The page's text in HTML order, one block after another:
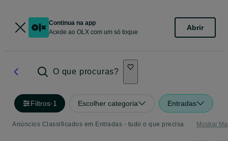
Continua na app
Acede ao OLX com um só toque
Abrir
O que procuras?
Filtros·1 Escolher categoria Entradas
Anúncios Classificados em Entradas - tudo o que precisa Mostrar